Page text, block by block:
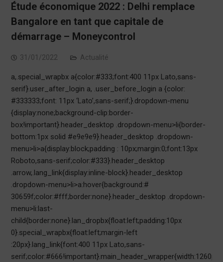
Étude économique 2022 : Delhi remplace
Bangalore en tant que capitale de
démarrage – Moneycontrol
31/01/2022 Actualité
a,.special_wrapbx a{color:#333;font:400 11px Lato,sans-
serif}.user_after_login a, .user_before_login a {color:
#333333;font: 11px ‘Lato’,sans-serif;}.dropdown-menu
{display:none;background-clip:border-
box!important}.header_desktop .dropdown-menu>li{border-
bottom:1px solid #e9e9e9}.header_desktop .dropdown-
menu>li>a{display:block;padding : 10px;margin:0;font:13px
Roboto,sans-serif;color:#333}.header_desktop
.arrow,.lang_link{display:inline-block}.header_desktop
.dropdown-menu>li>a:hover{background:#
30659f;color:#fff;border:none}.header_desktop .dropdown-
menu>li:last-
child{border:none}.lan_dropbx{float:left;padding:10px
0}.special_wrapbx{float:left;margin-left
:20px}.lang_link{font:400 11px Lato,sans-
serif;color:#666!important}.main_header_wrapper{width:1260px;